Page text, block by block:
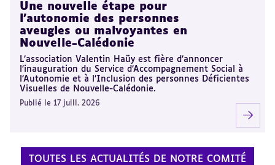
Une nouvelle étape pour
l’autonomie des personnes
aveugles ou malvoyantes en
Nouvelle-Calédonie
L’association Valentin Haüy est fière d’annoncer
l’inauguration du Service d’Accompagnement Social à
l’Autonomie et à l’Inclusion des personnes Déficientes
Visuelles de Nouvelle-Calédonie.
Publié le 17 juill. 2026
TOUTES LES ACTUALITÉS DE NOTRE COMITÉ